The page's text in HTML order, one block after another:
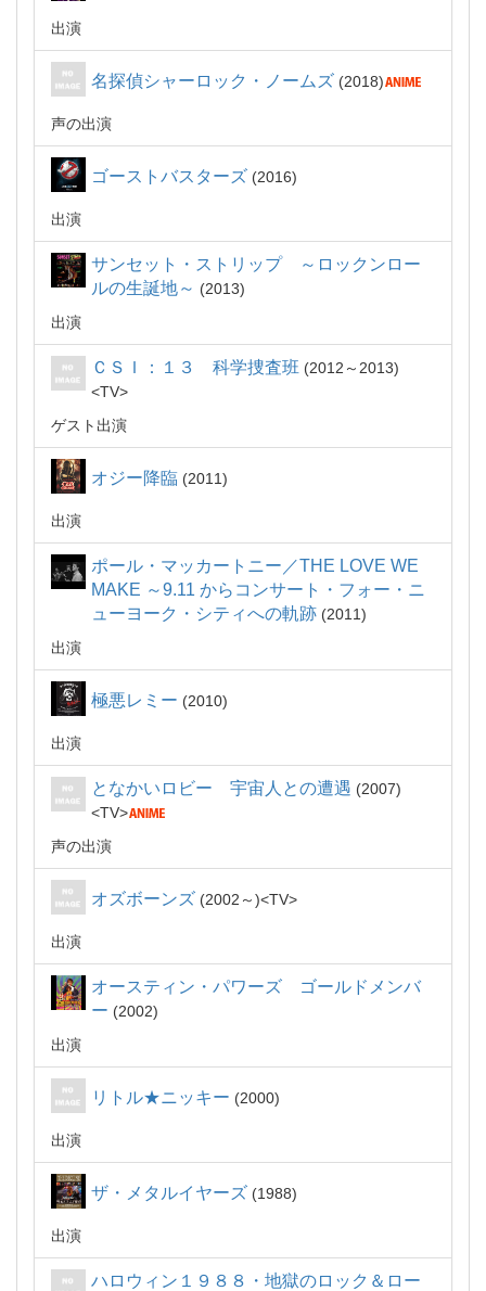
出演
名探偵シャーロック・ノームズ 2018
声の出演
ゴーストバスターズ 2016
出演
サンセット・ストリップ ～ロックンロー
ルの生誕地～
2013
出演
ＣＳＩ：１３ 科学捜査班
2012～2013
TV
ゲスト出演
オジー降臨 2011
出演
ポール・マッカートニー／THE LOVE WE
MAKE ～9.11 からコンサート・フォー・ニ
ューヨーク・シティへの軌跡
2011
出演
極悪レミー 2010
出演
となかいロビー 宇宙人との遭遇
2007
TV
声の出演
オズボーンズ 2002～ TV
出演
オースティン・パワーズ ゴールドメンバ
ー
2002
出演
リトル★ニッキー 2000
出演
ザ・メタルイヤーズ 1988
出演
ハロウィン１９８８・地獄のロック＆ロー